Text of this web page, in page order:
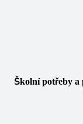
Školní potřeby a